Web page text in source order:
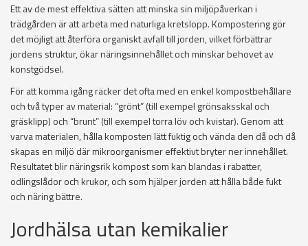
Ett av de mest effektiva sätten att minska sin miljöpåverkan i
trädgården är att arbeta med naturliga kretslopp. Kompostering gör
det möjligt att återföra organiskt avfall till jorden, vilket förbättrar
jordens struktur, ökar näringsinnehållet och minskar behovet av
konstgödsel.
För att komma igång räcker det ofta med en enkel kompostbehållare
och två typer av material: “grönt” (till exempel grönsaksskal och
gräsklipp) och “brunt” (till exempel torra löv och kvistar). Genom att
varva materialen, hålla komposten lätt fuktig och vända den då och då
skapas en miljö där mikroorganismer effektivt bryter ner innehållet.
Resultatet blir näringsrik kompost som kan blandas i rabatter,
odlingslådor och krukor, och som hjälper jorden att hålla både fukt
och näring bättre.
Jordhälsa utan kemikalier